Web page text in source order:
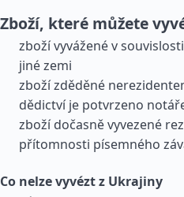
Zboží, které můžete
zboží vyvážené v
jiné zemi
zboží zděděné
dědictví je potvrzeno
zboží dočasně vyvezené
přítomnosti písemného
Co nelze vyvézt z Ukrajiny